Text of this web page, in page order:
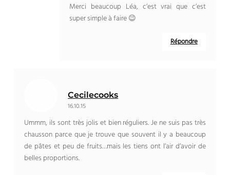
Merci beaucoup Léa, c’est vrai que c’est
super simple à faire 😉
Répondre
Cecilecooks
16.10.15
Ummm, ils sont très jolis et bien réguliers. Je ne suis pas très
chausson parce que je trouve que souvent il y a beaucoup
de pâtes et peu de fruits…mais les tiens ont l’air d’avoir de
belles proportions.